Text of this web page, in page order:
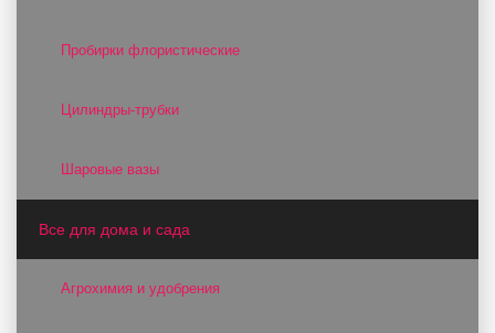
Пробирки флористические
Цилиндры-трубки
Шаровые вазы
Все для дома и сада
Агрохимия и удобрения